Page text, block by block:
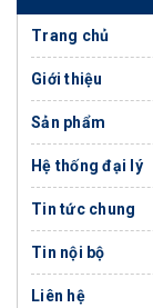
Trang chủ
Giới thiệu
Sản phẩm
Hệ thống đại lý
Tin tức chung
Tin nội bộ
Liên hệ